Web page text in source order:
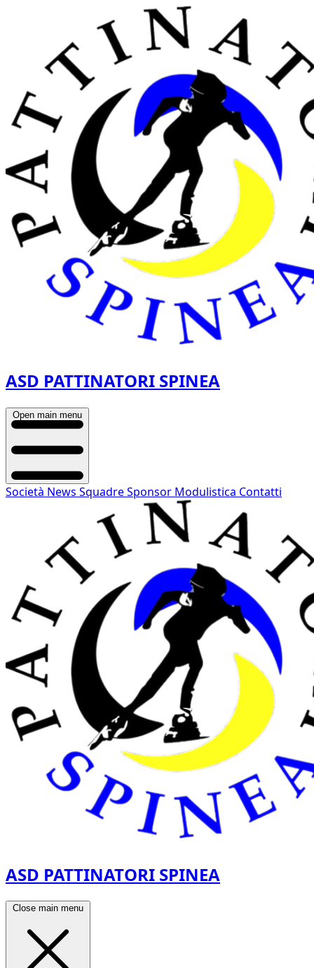
ASD PATTINATORI SPINEA
Open main menu
Società News SquadreSponsor Modulistica Contatti
ASD PATTINATORI SPINEA
Close main menu